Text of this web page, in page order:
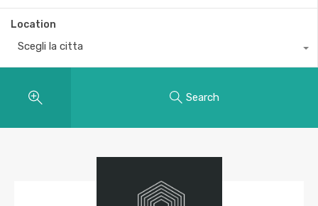
Location
Scegli la citta
Search